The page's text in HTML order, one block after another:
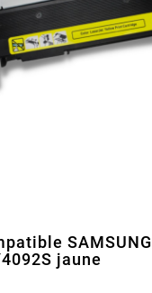
SAMSUNG
jaune